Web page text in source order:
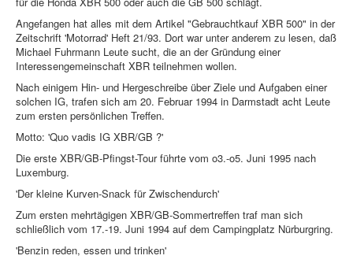
Angefangen hat alles mit dem Artikel "Gebrauchtkauf XBR 500" in der
Zeitschrift 'Motorrad' Heft 21/93. Dort war unter anderem zu lesen, daß
Michael Fuhrmann Leute sucht, die an der Gründung einer
Interessengemeinschaft XBR teilnehmen wollen.
Nach einigem Hin- und Hergeschreibe über Ziele und Aufgaben einer
solchen IG, trafen sich am 20. Februar 1994 in Darmstadt acht Leute
zum ersten persönlichen Treffen.
Motto: 'Quo vadis IG XBR/GB ?'
Die erste XBR/GB-Pfingst-Tour führte vom o3.-o5. Juni 1995 nach
Luxemburg.
'Der kleine Kurven-Snack für Zwischendurch'
Zum ersten mehrtägigen XBR/GB-Sommertreffen traf man sich
schließlich vom 17.-19. Juni 1994 auf dem Campingplatz Nürburgring.
'Benzin reden, essen und trinken'